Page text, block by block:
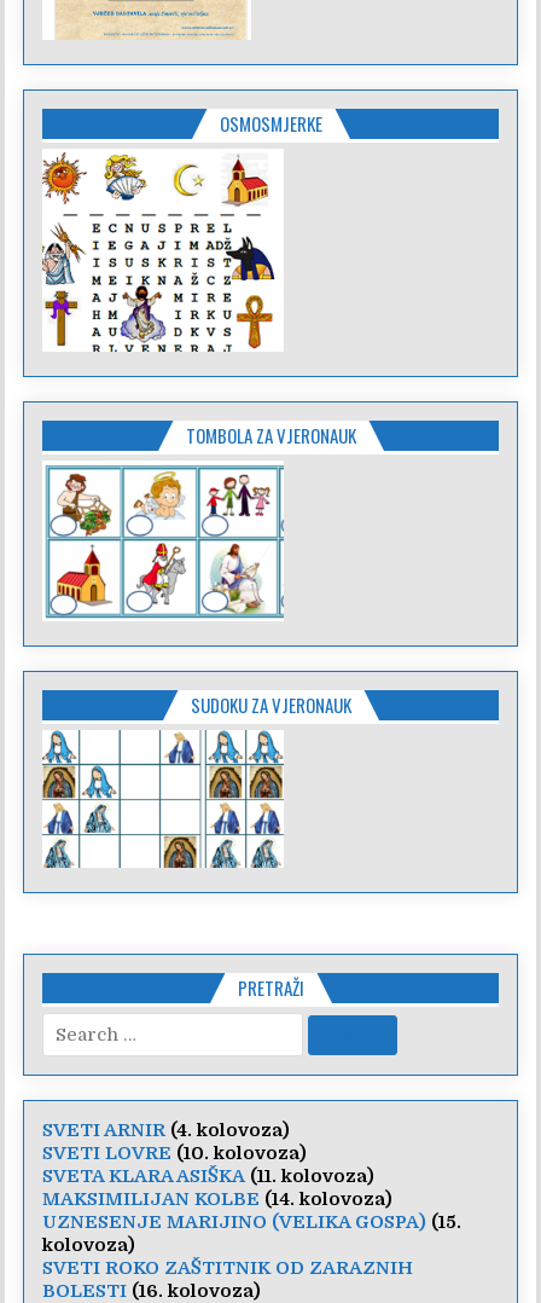
OSMOSMJERKE
TOMBOLA ZA VJERONAUK
SUDOKU ZA VJERONAUK
PRETRAŽI
Search
for:
SVETI ARNIR (4. kolovoza)
SVETI LOVRE (10. kolovoza)
SVETA KLARA ASIŠKA (11. kolovoza)
MAKSIMILIJAN KOLBE (14. kolovoza)
UZNESENJE MARIJINO (VELIKA GOSPA) (15.
kolovoza)
SVETI ROKO ZAŠTITNIK OD ZARAZNIH
BOLESTI (16. kolovoza)